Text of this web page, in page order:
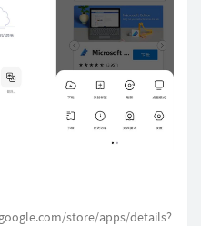
store/apps/details?